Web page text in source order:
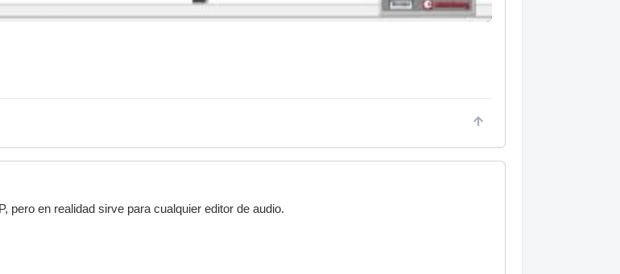
pero en realidad sirve para cualquier editor de audio.